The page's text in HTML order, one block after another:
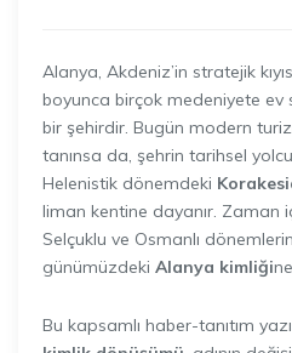
Alanya, Akdeniz’in stratejik
boyunca birçok medeniyete ev
bir şehirdir. Bugün modern
tanınsa da, şehrin tarihsel
Helenistik dönemdeki
liman kentine dayanır. Zaman
Selçuklu ve Osmanlı
günümüzdeki Alanya kimliği
Bu kapsamlı haber-tanıtım